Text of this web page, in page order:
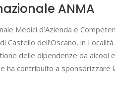
ANMA
Medici d’Azienda e
Castello dell’Oscano, in
delle dipendenze da alcool
ha contribuito a